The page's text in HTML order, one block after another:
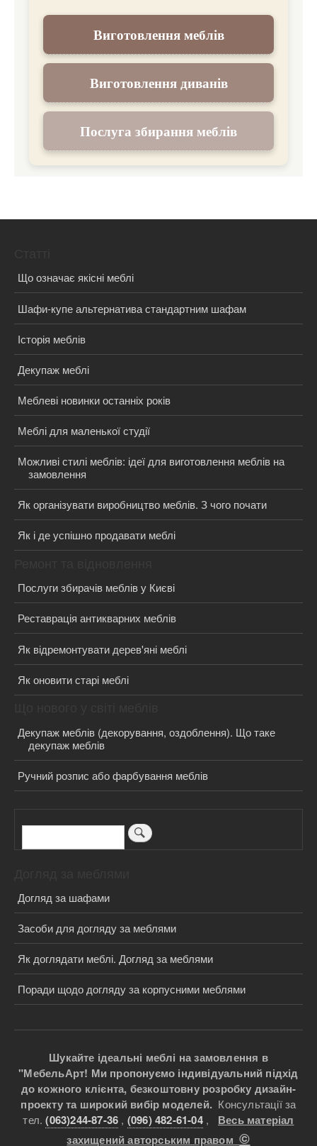
Виготовлення меблів
Виготовлення диванів
Послуга збирання меблів
Що означає якісні меблі
Шафи-купе альтернатива стандартним шафам
Історія меблів
Декупаж меблі
Меблеві новинки останніх років
Меблі для маленької студії
Можливі стилі меблів: ідеї для виготовлення меблів на
замовлення
Як організувати виробництво меблів. З чого почати
Як і де успішно продавати меблі
Послуги збирачів меблів у Києві
Реставрація антикварних меблів
Як відремонтувати дерев'яні меблі
Як оновити старі меблі
Декупаж меблів (декорування, оздоблення). Що таке
декупаж меблів
Ручний розпис або фарбування меблів
Пошук
Догляд за шафами
Засоби для догляду за меблями
Як доглядати меблі. Догляд за меблями
Поради щодо догляду за корпусними меблями
Шукайте ідеальні меблі на замовлення в
"МебельАрт! Ми пропонуємо індивідуальний підхід
до кожного клієнта, безкоштовну розробку дизайн-
проекту та широкий вибір моделей. Консультації за
тел.(063)244-87-36 , (096) 482-61-04 , Весь матеріал
захищений авторським правом©